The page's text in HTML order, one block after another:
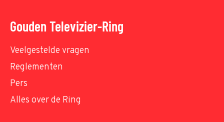
Gouden Televizier-Ring
Veelgestelde vragen
Reglementen
Pers
Alles over de Ring